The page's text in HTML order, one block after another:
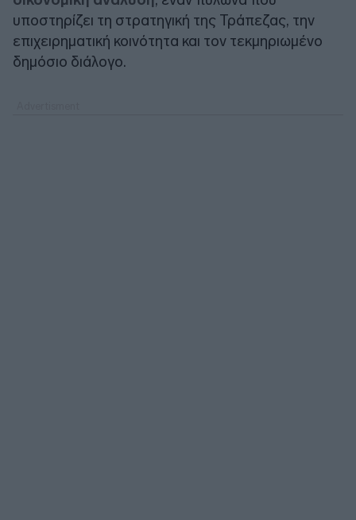
υποστηρίζει τη στρατηγική της Τράπεζας, την
επιχειρηματική κοινότητα και τον τεκμηριωμένο
δημόσιο διάλογο.